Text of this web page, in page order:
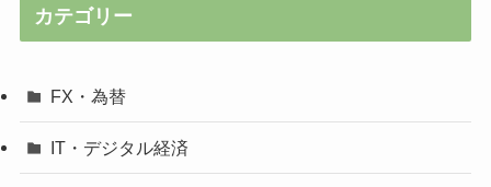
カテゴリー
FX・為替
IT・デジタル経済